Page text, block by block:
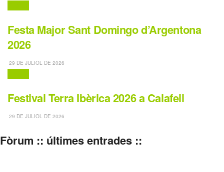
Festa Major Sant Domingo d’Argentona
2026
29 DE JULIOL DE 2026
Festival Terra Ibèrica 2026 a Calafell
29 DE JULIOL DE 2026
Fòrum :: últimes entrades ::